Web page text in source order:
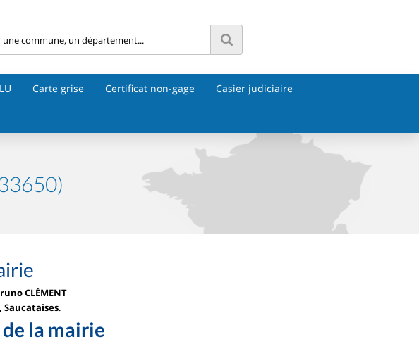
Carte grise Certificat non-gage Casier judiciaire
CLÉMENT
Saucataises.
la mairie